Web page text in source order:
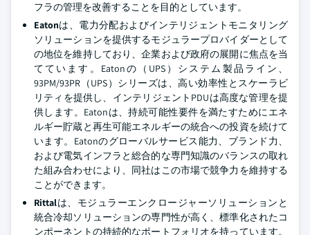
フラの管理を改善することを目的としています。
Eatonは、電力分配およびインテリジェントモニタリング
ソリューションを提供するモジュラープロバイダーとして
の地位を維持しており、企業および政府の展開に焦点を当
てています。Eatonの（UPS）システム製品ライン、
93PM/93PR（UPS）シリーズは、高い効率性とスケーラビ
リティを提供し、インテリジェントPDUは高度な管理を提
供します。Eatonは、持続可能性要件を満たすためにエネ
ルギー貯蔵と再生可能エネルギーの統合への投資を続けて
います。Eatonのグローバルサービス能力、ブランド力、
および電気インフラと総合的な専門知識のバランスの取れ
た組み合わせにより、同社はこの市場で競争力を維持する
ことができます。
Rittalは、モジュラーエンクロージャーソリューションと
統合冷却ソリューションの専門性が高く、標準化されたコ
ンポーネントの持続的なポートフォリオを持っています。